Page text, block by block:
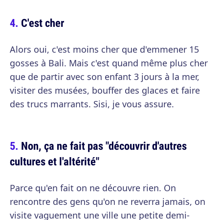
C'est cher
Alors oui, c'est moins cher que d'emmener 15
gosses à Bali. Mais c'est quand même plus cher
que de partir avec son enfant 3 jours à la mer,
visiter des musées, bouffer des glaces et faire
des trucs marrants. Sisi, je vous assure.
Non, ça ne fait pas "découvrir d'autres
cultures et l'altérité"
Parce qu'en fait on ne découvre rien. On
rencontre des gens qu'on ne reverra jamais, on
visite vaguement une ville une petite demi-